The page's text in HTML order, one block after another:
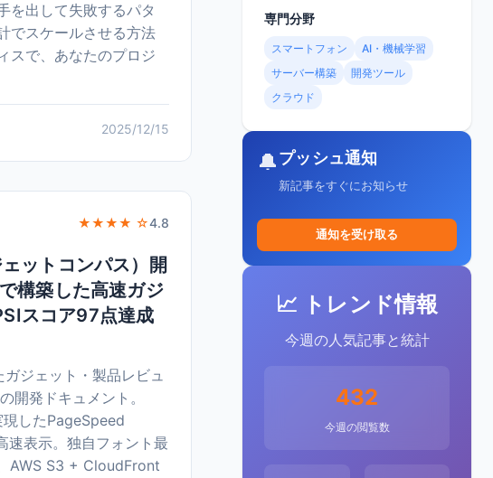
を出して失敗するパタ
でスケールさせる方法
スで、あなたのプロジ
2025/12/15
★★★★ ☆4.8
ットコンパス）開
構築した高速ガジ
スコア97点達成
ジェット・製品レビュ
開発ドキュメント。
したPageSpeed
表示。独自フォント最
AWS S3 + CloudFront
専門分野
スマートフォン
AI・機械学習
サーバー構築
開発ツール
クラウド
🔔プッシュ通知
新記事をすぐにお知らせ
通知を受け取る
📈 トレンド情報
今週の人気記事と統計
432
今週の閲覧数